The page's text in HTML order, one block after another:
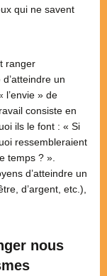
qui ne savent
ranger
un
l’envie » de
consiste en
ils le font : « Si
ressembleraient
temps ? ».
d’atteindre un
d’argent, etc.),
nous